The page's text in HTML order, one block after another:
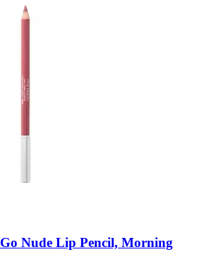
Go Nude Lip Pencil, Morning